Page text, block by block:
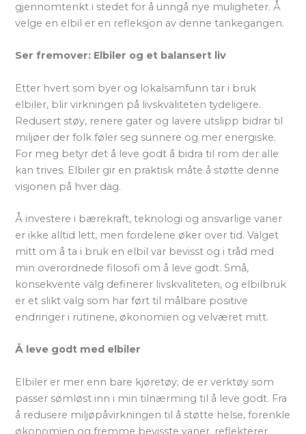
gjennomtenkt i stedet for å unngå nye muligheter. Å
velge en elbil er en refleksjon av denne tankegangen.
Ser fremover: Elbiler og et balansert liv
Etter hvert som byer og lokalsamfunn tar i bruk
elbiler, blir virkningen på livskvaliteten tydeligere.
Redusert støy, renere gater og lavere utslipp bidrar til
miljøer der folk føler seg sunnere og mer energiske.
For meg betyr det å leve godt å bidra til rom der alle
kan trives. Elbiler gir en praktisk måte å støtte denne
visjonen på hver dag.
Å investere i bærekraft, teknologi og ansvarlige vaner
er ikke alltid lett, men fordelene øker over tid. Valget
mitt om å ta i bruk en elbil var bevisst og i tråd med
min overordnede filosofi om å leve godt. Små,
konsekvente valg definerer livskvaliteten, og elbilbruk
er et slikt valg som har ført til målbare positive
endringer i rutinene, økonomien og velværet mitt.
Å leve godt med elbiler
Elbiler er mer enn bare kjøretøy; de er verktøy som
passer sømløst inn i min tilnærming til å leve godt. Fra
å redusere miljøpåvirkningen til å støtte helse, forenkle
økonomien og fremme bevisste vaner, reflekterer